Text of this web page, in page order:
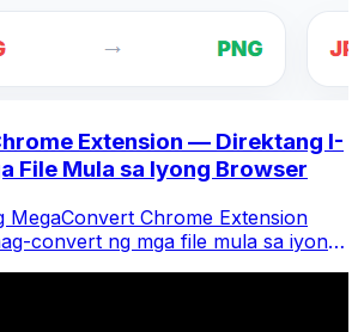
Extension — Direktang I-
File Mula sa Iyong Browser
MegaConvert Chrome Extension
convert ng mga file mula sa iyong